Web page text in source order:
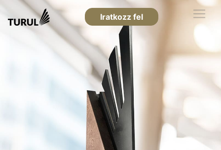
Iratkozz fel